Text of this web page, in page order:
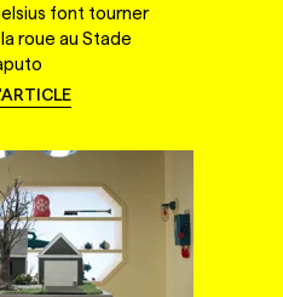
font tourner
roue au Stade